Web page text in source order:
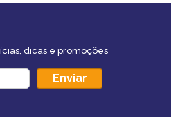
dicas e promoções